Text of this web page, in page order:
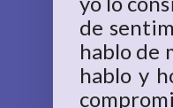
de
hablo de
hablo y